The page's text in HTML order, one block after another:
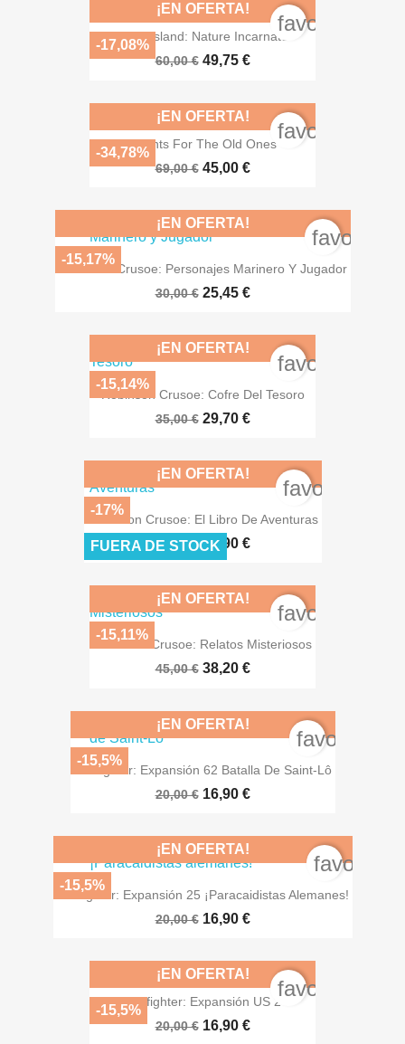
Spirit Island: Nature Incarnate
60,00 € 49,75 €
¡EN OFERTA!
-17,08%
Chants For The Old Ones
69,00 € 45,00 €
¡EN OFERTA!
-34,78%
Robinson Crusoe: Personajes Marinero Y Jugador
30,00 € 25,45 €
¡EN OFERTA!
-15,17%
Robinson Crusoe: Cofre Del Tesoro
35,00 € 29,70 €
¡EN OFERTA!
-15,14%
Robinson Crusoe: El Libro De Aventuras
30,00 € 24,90 €
¡EN OFERTA!
-17%
FUERA DE STOCK
Robinson Crusoe: Relatos Misteriosos
45,00 € 38,20 €
¡EN OFERTA!
-15,11%
Warfighter: Expansión 62 Batalla De Saint-Lô
20,00 € 16,90 €
¡EN OFERTA!
-15,5%
Warfighter: Expansión 25 ¡Paracaidistas Alemanes!
20,00 € 16,90 €
¡EN OFERTA!
-15,5%
Warfighter: Expansión US 2
20,00 € 16,90 €
¡EN OFERTA!
-15,5%